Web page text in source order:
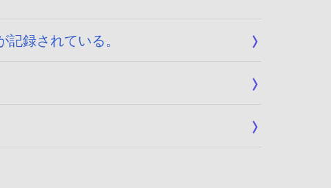
録されている。